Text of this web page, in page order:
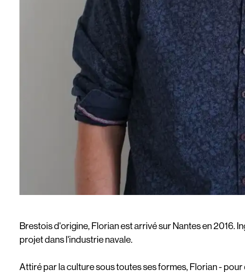
Brestois d'origine, Florian est arrivé sur Nantes en 2016.
projet dans l'industrie navale.
Attiré par la culture sous toutes ses formes, Florian -